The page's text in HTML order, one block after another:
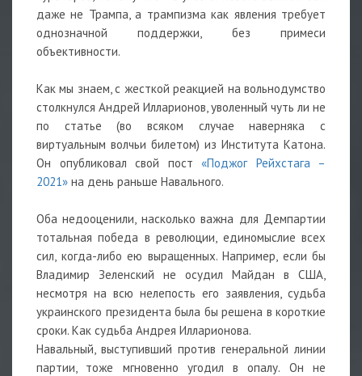
даже не Трампа, а трампизма как явления требует
однозначной поддержки, без примеси
объективности.
Как мы знаем, с жесткой реакцией на вольнодумство
столкнулся Андрей Илларионов, уволенный чуть ли не
по статье (во всяком случае наверняка с
виртуальным волчьи билетом) из Института Катона.
Он опубликовал свой пост «Поджог Рейхстага –
2021» на день раньше Навального.
Оба недооценили, насколько важна для Демпартии
тотальная победа в революции, единомыслие всех
сил, когда-либо ею выращенных. Например, если бы
Владимир Зеленский не осудил Майдан в США,
несмотря на всю нелепость его заявления, судьба
украинского президента была бы решена в короткие
сроки. Как судьба Андрея Илларионова.
Навальный, выступивший против генеральной линии
партии, тоже мгновенно угодил в опалу. Он не